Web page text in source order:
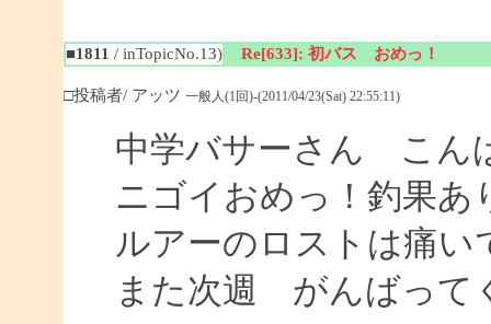
■1811 / inTopicNo.13) Re[633]: 初バス おめっ！
□投稿者/ アッツ 一般人(1回)-(2011/04/23(Sat) 22:55:11)
中学バサーさん こん
ニゴイおめっ！釣果あ
ルアーのロストは痛い
また次週 がんばって